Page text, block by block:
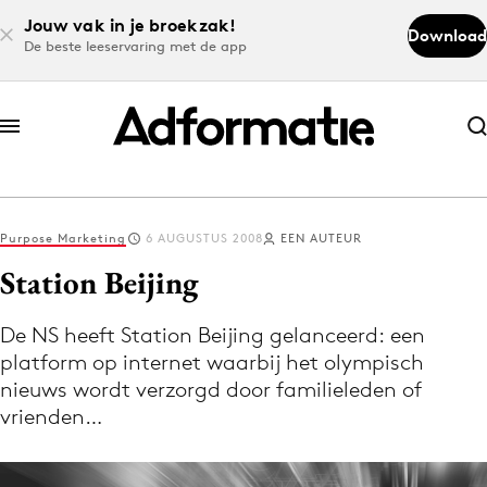
Jouw vak in je broekzak!
De beste leeservaring met de app
Download
Abonneer nu
Abonneer nu
Log in
Download de app
Volg het laatste nieuws via de Adformatie
Nieuws app
Purpose Marketing 6 AUGUSTUS 2008 EEN AUTEUR
Station Beijing
De NS heeft Station Beijing gelanceerd: een
platform op internet waarbij het olympisch
nieuws wordt verzorgd door familieleden of
vrienden…